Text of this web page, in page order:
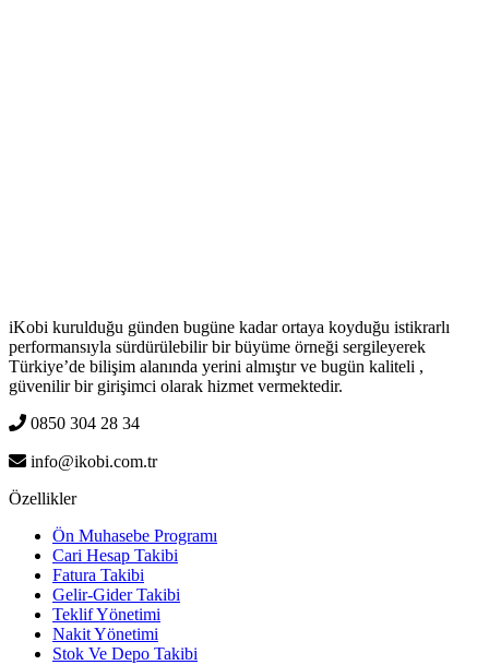
iKobi kurulduğu günden bugüne kadar ortaya koyduğu istikrarlı
performansıyla sürdürülebilir bir büyüme örneği sergileyerek
Türkiye’de bilişim alanında yerini almıştır ve bugün kaliteli ,
güvenilir bir girişimci olarak hizmet vermektedir.
0850 304 28 34
info@ikobi.com.tr
Özellikler
Ön Muhasebe Programı
Cari Hesap Takibi
Fatura Takibi
Gelir-Gider Takibi
Teklif Yönetimi
Nakit Yönetimi
Stok Ve Depo Takibi